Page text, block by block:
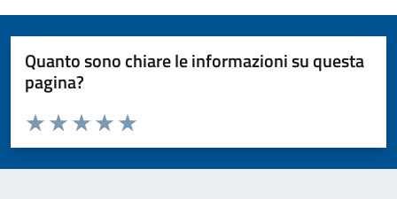
Quanto sono chiare le informazioni su questa
pagina?
Valuta da 1 a 5 stelle la pagina
Valuta 5 stelle su 5
Valuta 4 stelle su 5
Valuta 3 stelle su 5
Valuta 2 stelle su 5
Valuta 1 stelle su 5